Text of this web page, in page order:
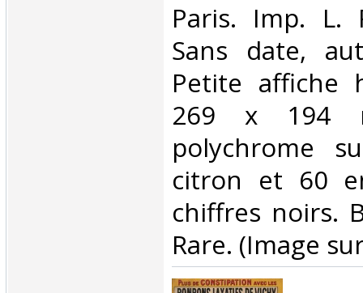
‎Paris. Imp. L.
Sans date,
Petite affiche
269 x 194
polychrome
citron et 60
chiffres noirs.
Rare. (Image